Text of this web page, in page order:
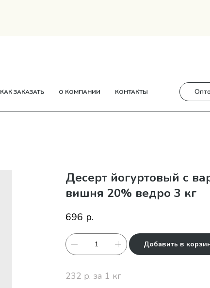
КАК ЗАКАЗАТЬ О КОМПАНИИ КОНТАКТЫ
Десерт йогуртовый с
вишня 20% ведро 3 кг
696 р.
Добавить в
232 р. за 1 кг